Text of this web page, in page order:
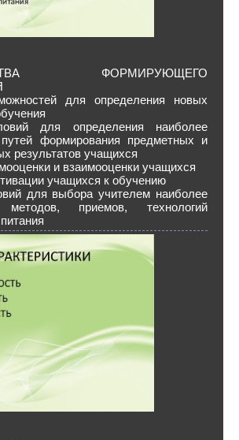
ФОРМИРУЮЩЕГО
для определения новых
для определения наиболее
формирования предметных и
результатов учащихся
и взаимооценки учащихся
учащихся к обучению
для выбора учителем наиболее
методов, приемов, технологий